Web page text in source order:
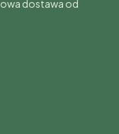
dostawa od